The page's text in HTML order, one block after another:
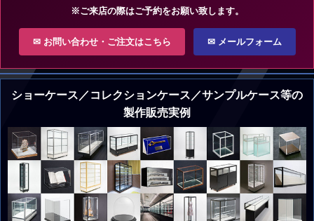
※ご来店の際はご予約をお願い致します。
✉ お問い合わせ・ご注文はこちら ✉ メールフォーム
ショーケース／コレクションケース／サンプルケース等の
製作販売実例